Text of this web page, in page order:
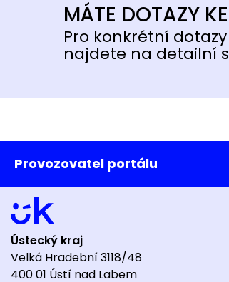
MÁTE DOTAZY
Pro konkrétní
najdete na detailní
Provozovatel portálu
Ústecký kraj
Velká Hradební 3118/48
400 01 Ústí nad Labem